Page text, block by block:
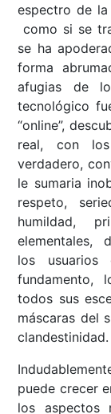
espectro de
como si se
se ha
forma
afugias de
tecnológico
“online”,
real, con
verdadero,
le sumaria
respeto,
humildad,
elementales,
los usuarios
fundamento,
todos sus
máscaras del
clandestinidad.
puede crecer
los aspectos